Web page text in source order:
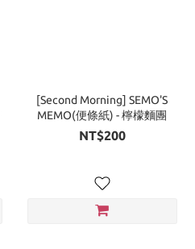
[Second Morning] SEMO'S
MEMO(便條紙) - 檸檬麵團
NT$200